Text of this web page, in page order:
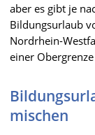
aber es gibt je
Bildungsurlaub
Nordrhein-
einer
mischen